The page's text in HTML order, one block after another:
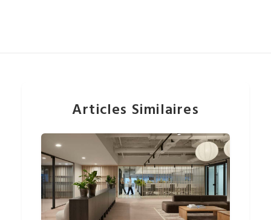
Articles Similaires